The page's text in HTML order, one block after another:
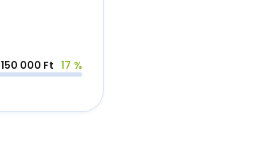
150 000 Ft 17 %